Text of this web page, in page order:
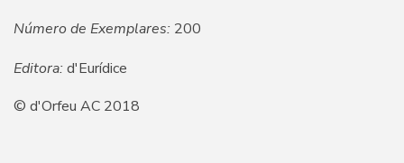
Número de Exemplares: 200
Editora:d'Eurídice
© d'Orfeu AC 2018